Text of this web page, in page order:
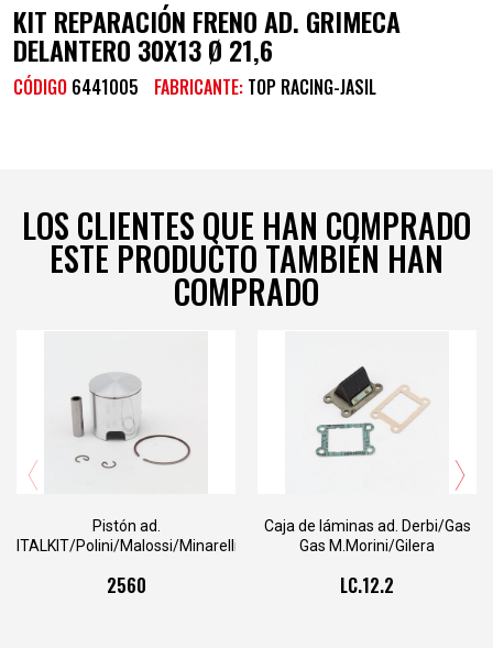
KIT REPARACIÓN FRENO AD. GRIMECA
DELANTERO 30X13 Ø 21,6
CÓDIGO 6441005 FABRICANTE: TOP RACING-JASIL
LOS CLIENTES QUE HAN COMPRADO
ESTE PRODUCTO TAMBIÉN HAN
COMPRADO
PI.57.47A.VG PI.57.47B.VG
Pistón ad.
ITALKIT/Polini/Malossi/Minarelli/Yamaha
2560
Caja de láminas ad. Derbi/Gas
Gas M.Morini/Gilera
LC.12.2